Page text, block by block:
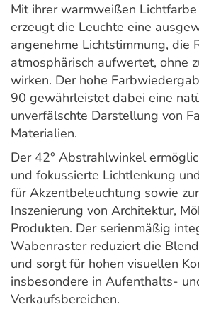
Mit ihrer warmweißen
erzeugt die Leuchte eine
angenehme Lichtstimmung, die
atmosphärisch aufwertet, ohne
wirken. Der hohe
90 gewährleistet dabei eine
unverfälschte Darstellung von
Materialien.
Der 42° Abstrahlwinkel
und fokussierte Lichtlenkung
für Akzentbeleuchtung sowie
Inszenierung von Architektur,
Produkten. Der serienmäßig
Wabenraster reduziert die
und sorgt für hohen visuellen
insbesondere in Aufenthalts-
Verkaufsbereichen.